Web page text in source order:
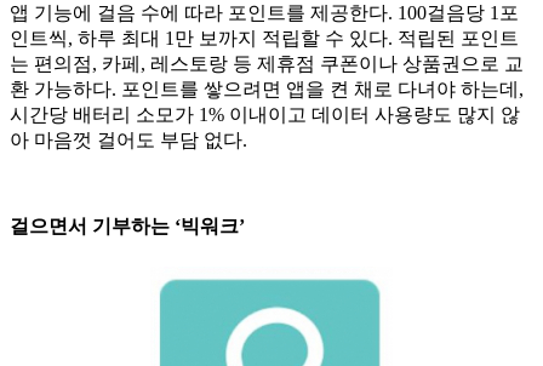
앱 기능에 걸음 수에 따라 포인트를 제공한다. 100걸음당 1포
인트씩, 하루 최대 1만 보까지 적립할 수 있다. 적립된 포인트
는 편의점, 카페, 레스토랑 등 제휴점 쿠폰이나 상품권으로 교
환 가능하다. 포인트를 쌓으려면 앱을 켠 채로 다녀야 하는데,
시간당 배터리 소모가 1% 이내이고 데이터 사용량도 많지 않
아 마음껏 걸어도 부담 없다.
걸으면서 기부하는 ‘빅워크’